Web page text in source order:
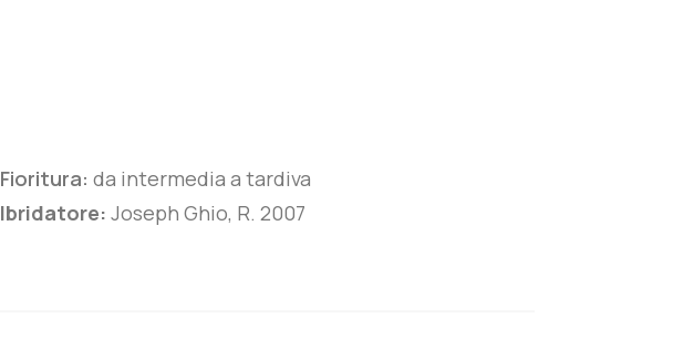
Fioritura: da intermedia a tardiva
Ibridatore: Joseph Ghio, R. 2007